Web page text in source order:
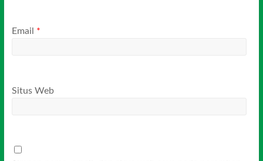
Email *
Situs Web